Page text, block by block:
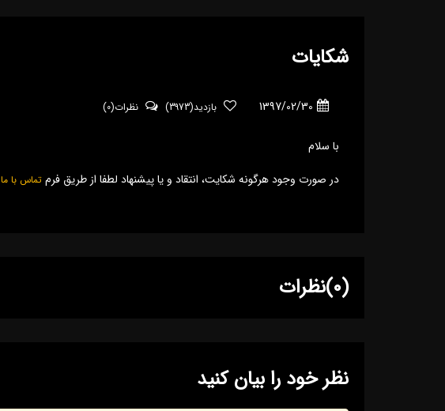
شکایات
1397/02/30 بازدید(3973) نظرات(0)
با سلام
در صورت وجود هرگونه شکایت، انتقاد و یا پیشنهاد لطفا از طریق فرم تماس با ما
(0)نظرات
نظر خود را بیان کنید